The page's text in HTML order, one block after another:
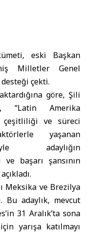
, eski Başkan
MilletlerGenel
çekti.
göre, Şili
“Latin Amerika
ve süreci
yaşanan
adaylığın
başarı şansının
Meksika ve Brezilya
adaylık, mevcut
31 Aralık’ta sona
yarışa katılmayı